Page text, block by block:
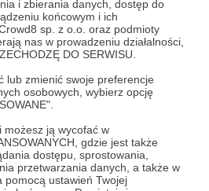
i zbierania danych, dostęp do
końcowym i ich
sp. z o.o. oraz podmioty
nas w prowadzeniu działalności,
DO SERWISU.
lub zmienić swoje preferencje
osobowych, wybierz opcję
ją wycofać w
gdzie jest także
dostępu, sprostowania,
przetwarzania danych, a także w
pomocą ustawień Twojej
grona Patronów!
AutoraTomasz Drabikjuż teraz!